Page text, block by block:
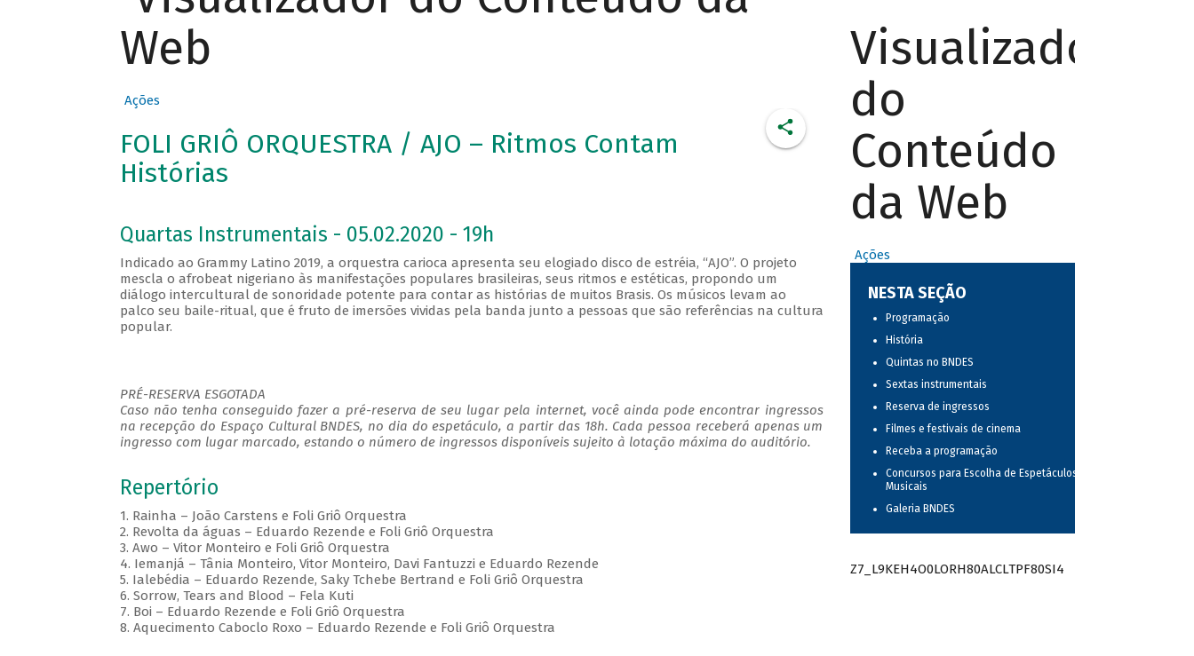
Web
Ações
FOLI GRIÔ ORQUESTRA / AJO – Ritmos Contam
Histórias
Quartas Instrumentais - 05.02.2020 - 19h
Indicado ao Grammy Latino 2019, a orquestra carioca apresenta seu elogiado disco de estréia, “AJO”. O projeto
mescla o afrobeat nigeriano às manifestações populares brasileiras, seus ritmos e estéticas, propondo um
diálogo intercultural de sonoridade potente para contar as histórias de muitos Brasis. Os músicos levam ao
palco seu baile-ritual, que é fruto de imersões vividas pela banda junto a pessoas que são referências na cultura
popular.
PRÉ-RESERVA ESGOTADA
Caso não tenha conseguido fazer a pré-reserva de seu lugar pela internet, você ainda pode encontrar ingressos
na recepção do Espaço Cultural BNDES, no dia do espetáculo, a partir das 18h. Cada pessoa receberá apenas um
ingresso com lugar marcado, estando o número de ingressos disponíveis sujeito à lotação máxima do auditório.
Repertório
1. Rainha – João Carstens e Foli Griô Orquestra
2. Revolta da águas – Eduardo Rezende e Foli Griô Orquestra
3. Awo – Vitor Monteiro e Foli Griô Orquestra
4. Iemanjá – Tânia Monteiro, Vitor Monteiro, Davi Fantuzzi e Eduardo Rezende
5. Ialebédia – Eduardo Rezende, Saky Tchebe Bertrand e Foli Griô Orquestra
6. Sorrow, Tears and Blood – Fela Kuti
7. Boi – Eduardo Rezende e Foli Griô Orquestra
8. Aquecimento Caboclo Roxo – Eduardo Rezende e Foli Griô Orquestra
Visualizador
do
Conteúdo
da Web
Ações
NESTA SEÇÃO
Programação
História
Quintas no BNDES
Sextas instrumentais
Reserva de ingressos
Filmes e festivais de cinema
Receba a programação
Concursos para Escolha de Espetáculos
Musicais
Galeria BNDES
Z7_L9KEH4O0LORH80ALCLTPF80SI4